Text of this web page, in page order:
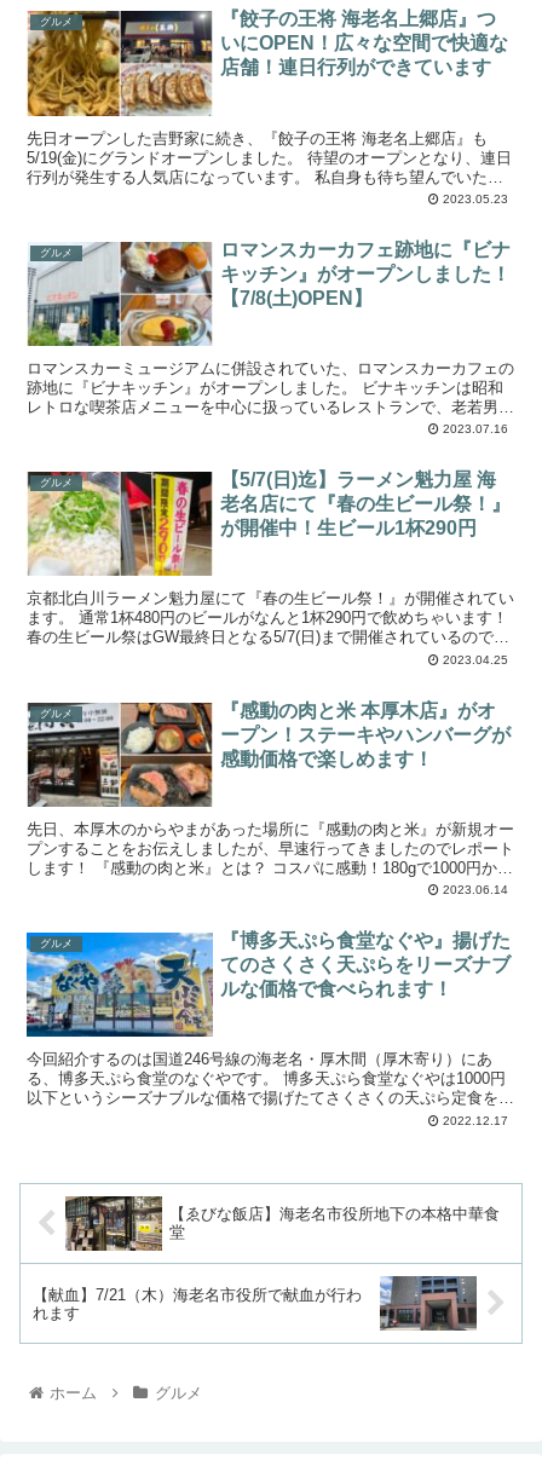
グルメ
『餃子の王将 海老名上郷店』つ
いにOPEN！広々な空間で快適な
店舗！連日行列ができています
先日オープンした吉野家に続き、『餃子の王将 海老名上郷店』も
5/19(金)にグランドオープンしました。 待望のオープンとなり、連日
行列が発生する人気店になっています。 私自身も待ち望んでいたグ
2023.05.23
グルメ
ロマンスカーカフェ跡地に『ビナ
キッチン』がオープンしました！
【7/8(土)OPEN】
ロマンスカーミュージアムに併設されていた、ロマンスカーカフェの
跡地に『ビナキッチン』がオープンしました。 ビナキッチンは昭和
レトロな喫茶店メニューを中心に扱っているレストランで、老若男女
2023.07.16
グルメ
【5/7(日)迄】ラーメン魁力屋 海
老名店にて『春の生ビール祭！』
が開催中！生ビール1杯290円
京都北白川ラーメン魁力屋にて『春の生ビール祭！』が開催されてい
ます。 通常1杯480円のビールがなんと1杯290円で飲めちゃいます！
春の生ビール祭はGW最終日となる5/7(日)まで開催されているので、
2023.04.25
グルメ
『感動の肉と米 本厚木店』がオ
ープン！ステーキやハンバーグが
感動価格で楽しめます！
先日、本厚木のからやまがあった場所に『感動の肉と米』が新規オー
プンすることをお伝えしましたが、早速行ってきましたのでレポート
します！ 『感動の肉と米』とは？ コスパに感動！180gで1000円から
2023.06.14
グルメ
『博多天ぷら食堂なぐや』揚げた
てのさくさく天ぷらをリーズナブ
ルな価格で食べられます！
今回紹介するのは国道246号線の海老名・厚木間（厚木寄り）にあ
る、博多天ぷら食堂のなぐやです。 博多天ぷら食堂なぐやは1000円
以下というシーズナブルな価格で揚げたてさくさくの天ぷら定食を食
2022.12.17
【ゑびな飯店】海老名市役所地下の本格中華食
堂
【献血】7/21（木）海老名市役所で献血が行わ
れます
ホーム グルメ